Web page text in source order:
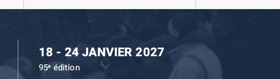
18 - 24 JANVIER 2027
95e édition